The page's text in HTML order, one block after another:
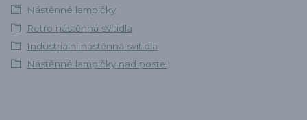
Nástěnné lampičky
Retro nástěnná svítidla
Industriální nástěnná svítidla
Nástěnné lampičky nad postel